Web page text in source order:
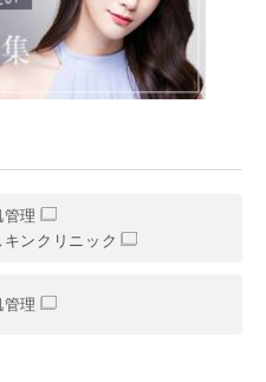
理
ンクリニック
理